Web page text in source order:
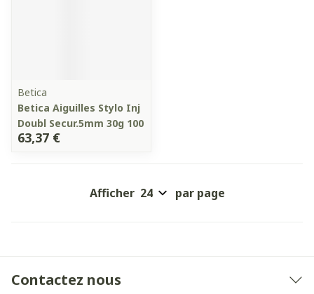
Betica
Betica Aiguilles Stylo Inj
Doubl Secur.5mm 30g 100
63,37 €
Afficher par page
Contactez nous